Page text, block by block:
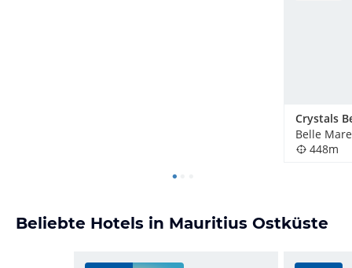
Belle
448m
Beliebte Hotels in Mauritius Ostküste